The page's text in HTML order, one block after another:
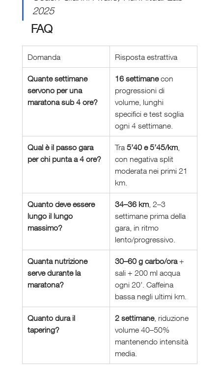
2025
FAQ
Domanda Risposta estrattiva
Quante settimane
servono per una
maratona sub 4 ore?
16 settimane con
progressioni di
volume, lunghi
specifici e test soglia
ogni 4 settimane.
Qual è il passo gara
per chi punta a 4 ore?
Tra 5’40 e 5’45/km,
con negativa split
moderata nei primi 21
km.
Quanto deve essere
lungo il lungo
massimo?
34–36 km, 2–3
settimane prima della
gara, in ritmo
lento/progressivo.
Quanta nutrizione
serve durante la
maratona?
30–60 g carbo/ora +
sali + 200 ml acqua
ogni 20’. Caffeina
bassa negli ultimi km.
Quanto dura il
tapering?
2 settimane, riduzione
volume 40–50%
mantenendo intensità
media.